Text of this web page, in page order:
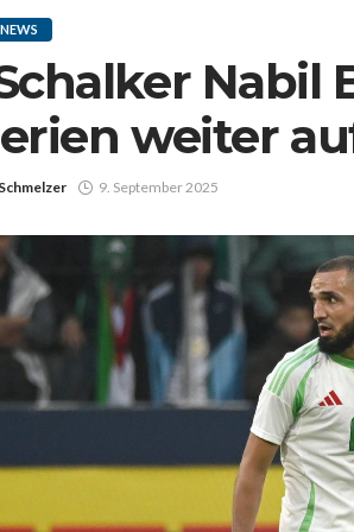
Nabil
weiter
9. September 2025